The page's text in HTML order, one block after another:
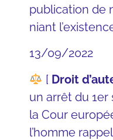
publication de
niant
13/09/2022
[ Droit
un arrêt du 1er
la Cour
l’homme